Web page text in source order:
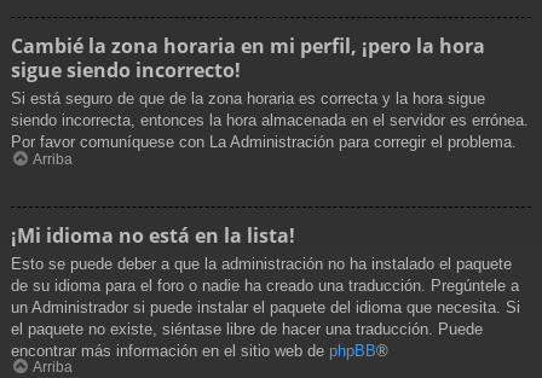
Cambié la zona horaria en mi perfil, ¡pero la hora
sigue siendo incorrecto!
Si está seguro de que de la zona horaria es correcta y la hora sigue
siendo incorrecta, entonces la hora almacenada en el servidor es errónea.
Por favor comuníquese con La Administración para corregir el problema.
Arriba
¡Mi idioma no está en la lista!
Esto se puede deber a que la administración no ha instalado el paquete
de su idioma para el foro o nadie ha creado una traducción. Pregúntele a
un Administrador si puede instalar el paquete del idioma que necesita. Si
el paquete no existe, siéntase libre de hacer una traducción. Puede
encontrar más información en el sitio web de phpBB®
Arriba